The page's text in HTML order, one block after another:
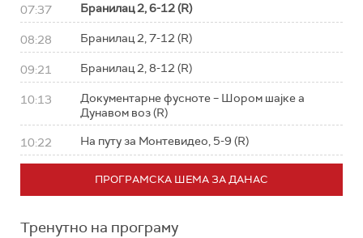
07:37 Бранилац 2, 6-12 (R)
08:28 Бранилац 2, 7-12 (R)
09:21 Бранилац 2, 8-12 (R)
10:13
Документарне фусноте – Шором шајке а
Дунавом воз (R)
10:22 На путу за Монтевидео, 5-9 (R)
ПРОГРАМСКА ШЕМА ЗА ДАНАС
Тренутно на програму